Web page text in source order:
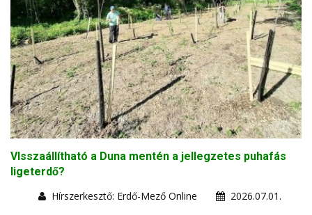
VIsszaállítható a Duna mentén a jellegzetes puhafás
ligeterdő?
Hírszerkesztő: Erdő-Mező Online
2026.07.01.